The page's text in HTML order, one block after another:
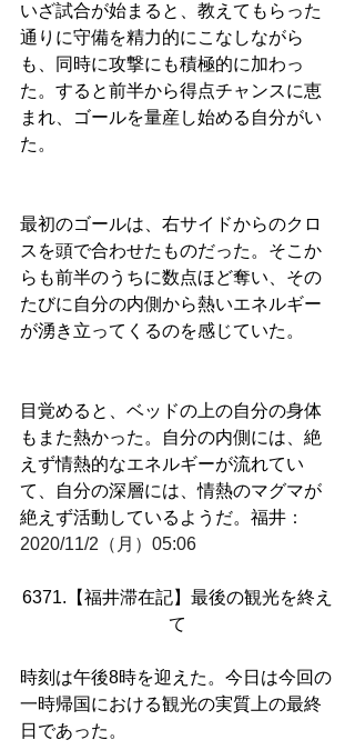
いざ試合が始まると、教えてもらった
通りに守備を精力的にこなしながら
も、同時に攻撃にも積極的に加わっ
た。すると前半から得点チャンスに恵
まれ、ゴールを量産し始める自分がい
た。
最初のゴールは、右サイドからのクロ
スを頭で合わせたものだった。そこか
らも前半のうちに数点ほど奪い、その
たびに自分の内側から熱いエネルギー
が湧き立ってくるのを感じていた。
目覚めると、ベッドの上の自分の身体
もまた熱かった。自分の内側には、絶
えず情熱的なエネルギーが流れてい
て、自分の深層には、情熱のマグマが
絶えず活動しているようだ。福井 ：
2020/11/2（月）05:06
6371.【福井滞在記】最後の観光を終え
て
時刻は午後8時を迎えた。今日は今回の
一時帰国における観光の実質上の最終
日であった。